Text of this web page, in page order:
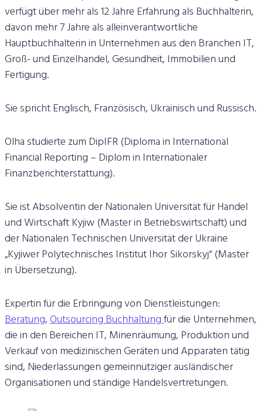
verfügt über mehr als 12 Jahre Erfahrung als Buchhalterin,
davon mehr 7 Jahre als alleinverantwortliche
Hauptbuchhalterin in Unternehmen aus den Branchen IT,
Groß- und Einzelhandel, Gesundheit, Immobilien und
Fertigung.
Sie spricht Englisch, Französisch, Ukrainisch und Russisch.
Olha studierte zum DipIFR (Diploma in International
Financial Reporting – Diplom in Internationaler
Finanzberichterstattung).
Sie ist Absolventin der Nationalen Universität für Handel
und Wirtschaft Kyjiw (Master in Betriebswirtschaft) und
der Nationalen Technischen Universität der Ukraine
„Kyjiwer Polytechnisches Institut Ihor Sikorskyj“ (Master
in Übersetzung).
Expertin für die Erbringung von Dienstleistungen:
Beratung,Outsourcing Buchhaltungfür die Unternehmen,
die in den Bereichen IT, Minenräumung, Produktion und
Verkauf von medizinischen Geräten und Apparaten tätig
sind, Niederlassungen gemeinnütziger ausländischer
Organisationen und ständige Handelsvertretungen.